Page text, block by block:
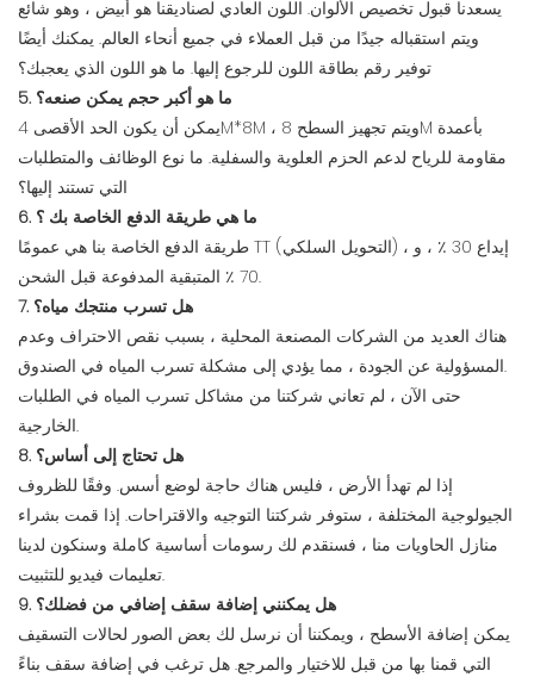
يسعدنا قبول تخصيص الألوان. اللون العادي لصناديقنا هو أبيض ، وهو شائع
ويتم استقباله جيدًا من قبل العملاء في جميع أنحاء العالم. يمكنك أيضًا
توفير رقم بطاقة اللون للرجوع إليها. ما هو اللون الذي يعجبك؟
5. ما هو أكبر حجم يمكن صنعه؟
يمكن أن يكون الحد الأقصى 4M*8M ، ويتم تجهيز السطح 8M بأعمدة
مقاومة للرياح لدعم الحزم العلوية والسفلية. ما نوع الوظائف والمتطلبات
التي تستند إليها؟
6. ما هي طريقة الدفع الخاصة بك ؟
طريقة الدفع الخاصة بنا هي عمومًا TT (التحويل السلكي) ، إيداع 30 ٪ ، و
70 ٪ المتبقية المدفوعة قبل الشحن.
7. هل تسرب منتجك مياه؟
هناك العديد من الشركات المصنعة المحلية ، بسبب نقص الاحتراف وعدم
المسؤولية عن الجودة ، مما يؤدي إلى مشكلة تسرب المياه في الصندوق.
حتى الآن ، لم تعاني شركتنا من مشاكل تسرب المياه في الطلبات
الخارجية.
8. هل تحتاج إلى أساس؟
إذا لم تهدأ الأرض ، فليس هناك حاجة لوضع أسس. وفقًا للظروف
الجيولوجية المختلفة ، ستوفر شركتنا التوجيه والاقتراحات. إذا قمت بشراء
منازل الحاويات منا ، فسنقدم لك رسومات أساسية كاملة وسنكون لدينا
تعليمات فيديو للتثبيت.
9. هل يمكنني إضافة سقف إضافي من فضلك؟
يمكن إضافة الأسطح ، ويمكننا أن نرسل لك بعض الصور لحالات التسقيف
التي قمنا بها من قبل للاختيار والمرجع. هل ترغب في إضافة سقف بناءً